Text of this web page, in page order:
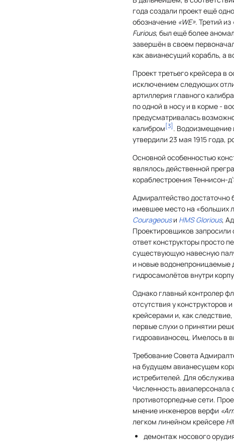
года создали проект ещё
обозначение «WE». Третий
Furious, был ещё более
завершён в своем
как авианесущий корабль, а
Проект третьего крейсера в
исключением следующих
артиллерия главного
по одной в носу и в корме -
предусматривалась
калибром [3] . Водоизмещение
утвердили 23 мая 1915 года,
Основной особенностью
являлось действенной
кораблестроения Теннисон-
Адмиралтейство достаточно
имевшее место на «больших
Courageousи HMS Glorious,
Проектировщиков запросили
ответ конструкторы просто
существующую навесную
и новые водонепроницаемые
гидросамолётов внутри
Однако главный контролер
отсутствия у конструкторов
крейсерами и, как
первые слухи о принятии
гидроавианосец. Имелось в
Требование Совета
на будущем авианесущем
истребителей. Для
Численность авиаперсонала
противоторпедные сети.
мнение инженеров верфи
легком линейном крейсере
демонтаж носового